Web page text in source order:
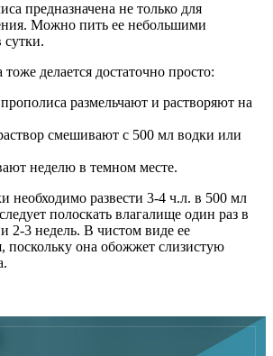
предназначена не только для
Можно пить ее небольшими
сутки.
делается достаточно просто:
размельчают и растворяют на
смешивают с 500 мл водки или
неделю в темном месте.
необходимо развести 3-4 ч.л. в 500 мл
полоскать влагалище один раз в
2-3 недель. В чистом виде ее
поскольку она обожжет слизистую